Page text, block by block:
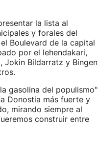
la lista al
y forales del
Boulevard de la capital
por el lehendakari,
Jokin Bildarratz y Bingen
gasolina del populismo"
Donostia más fuerte y
mirando siempre al
construir entre